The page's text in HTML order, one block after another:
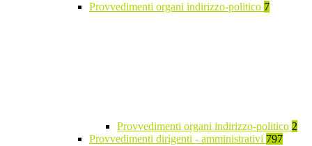
Provvedimenti organi indirizzo-politico 7
Provvedimenti organi indirizzo-politico 2
Provvedimenti dirigenti - amministrativi 797